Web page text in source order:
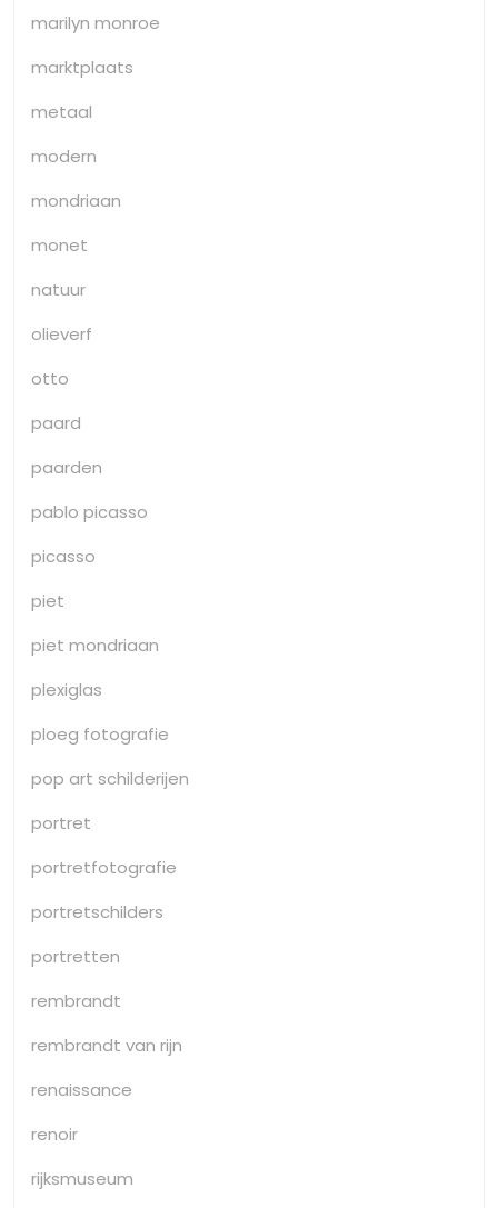
marilyn monroe
marktplaats
metaal
modern
mondriaan
monet
natuur
olieverf
otto
paard
paarden
pablo picasso
picasso
piet
piet mondriaan
plexiglas
ploeg fotografie
pop art schilderijen
portret
portretfotografie
portretschilders
portretten
rembrandt
rembrandt van rijn
renaissance
renoir
rijksmuseum